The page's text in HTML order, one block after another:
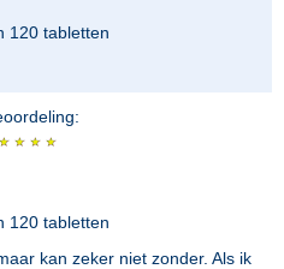
120 tabletten
120 tabletten
kan zeker niet zonder. Als ik